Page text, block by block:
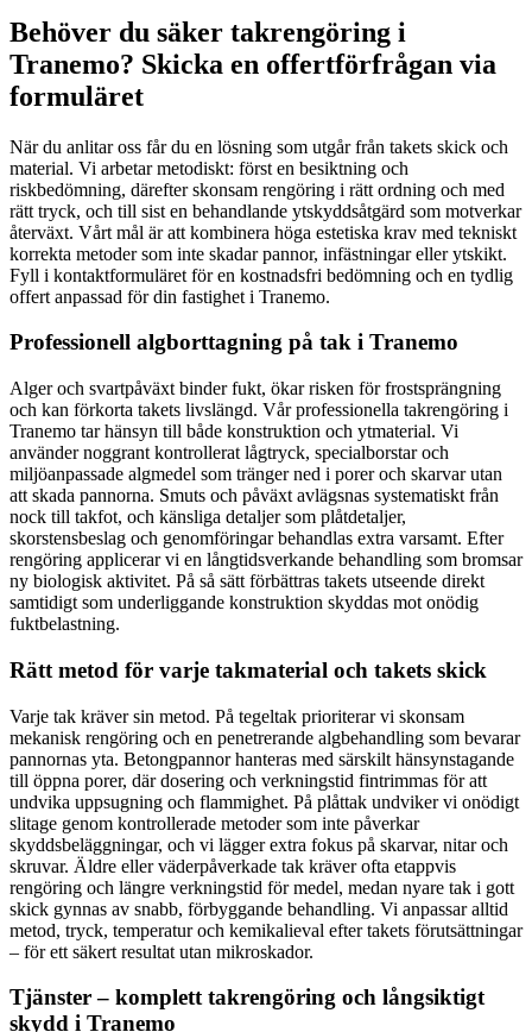
Behöver du säker takrengöring i
Tranemo? Skicka en offertförfrågan via
formuläret
När du anlitar oss får du en lösning som utgår från takets skick och
material. Vi arbetar metodiskt: först en besiktning och
riskbedömning, därefter skonsam rengöring i rätt ordning och med
rätt tryck, och till sist en behandlande ytskyddsåtgärd som motverkar
återväxt. Vårt mål är att kombinera höga estetiska krav med tekniskt
korrekta metoder som inte skadar pannor, infästningar eller ytskikt.
Fyll i kontaktformuläret för en kostnadsfri bedömning och en tydlig
offert anpassad för din fastighet i Tranemo.
Professionell algborttagning på tak i Tranemo
Alger och svartpåväxt binder fukt, ökar risken för frostsprängning
och kan förkorta takets livslängd. Vår professionella takrengöring i
Tranemo tar hänsyn till både konstruktion och ytmaterial. Vi
använder noggrant kontrollerat lågtryck, specialborstar och
miljöanpassade algmedel som tränger ned i porer och skarvar utan
att skada pannorna. Smuts och påväxt avlägsnas systematiskt från
nock till takfot, och känsliga detaljer som plåtdetaljer,
skorstensbeslag och genomföringar behandlas extra varsamt. Efter
rengöring applicerar vi en långtidsverkande behandling som bromsar
ny biologisk aktivitet. På så sätt förbättras takets utseende direkt
samtidigt som underliggande konstruktion skyddas mot onödig
fuktbelastning.
Rätt metod för varje takmaterial och takets skick
Varje tak kräver sin metod. På tegeltak prioriterar vi skonsam
mekanisk rengöring och en penetrerande algbehandling som bevarar
pannornas yta. Betongpannor hanteras med särskilt hänsynstagande
till öppna porer, där dosering och verkningstid fintrimmas för att
undvika uppsugning och flammighet. På plåttak undviker vi onödigt
slitage genom kontrollerade metoder som inte påverkar
skyddsbeläggningar, och vi lägger extra fokus på skarvar, nitar och
skruvar. Äldre eller väderpåverkade tak kräver ofta etappvis
rengöring och längre verkningstid för medel, medan nyare tak i gott
skick gynnas av snabb, förbyggande behandling. Vi anpassar alltid
metod, tryck, temperatur och kemikalieval efter takets förutsättningar
– för ett säkert resultat utan mikroskador.
Tjänster – komplett takrengöring och långsiktigt
skydd i Tranemo